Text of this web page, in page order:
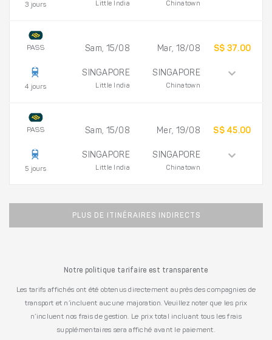
3 jours Little India Chinatown
PASS
4 jours
Sam, 15/08
SINGAPORE
Little India
Mar, 18/08
SINGAPORE
Chinatown
S$ 37.00
PASS
5 jours
Sam, 15/08
SINGAPORE
Little India
Mer, 19/08
SINGAPORE
Chinatown
S$ 45.00
PLUS DE ITINÉRAIRES INDIRECTS
Notre politique tarifaire est transparente
Les tarifs affichés ont été obtenus directement auprès des compagnies de
transport et n’incluent aucune majoration. Veuillez noter que les prix
n’incluent nos frais de gestion. Le prix total incluant tous les frais
supplémentaires sera affiché avant le paiement.